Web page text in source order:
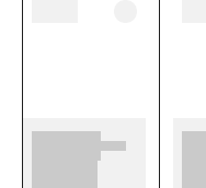
Produktdetaljer